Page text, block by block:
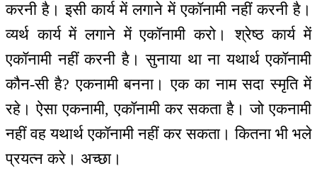
करनी है। इसी कार्य में लगाने में एकॉनामी नहीं करनी है।
व्यर्थ कार्य में लगाने में एकॉनामी करो। श्रेष्ठ कार्य में
एकॉनामी नहीं करनी है। सुनाया था ना यथार्थ एकॉनामी
कौन-सी है? एकनामी बनना। एक का नाम सदा स्मृति में
रहे। ऐसा एकनामी, एकॉनामी कर सकता है। जो एकनामी
नहीं वह यथार्थ एकॉनामी नहीं कर सकता। कितना भी भले
प्रयत्न करे। अच्छा।